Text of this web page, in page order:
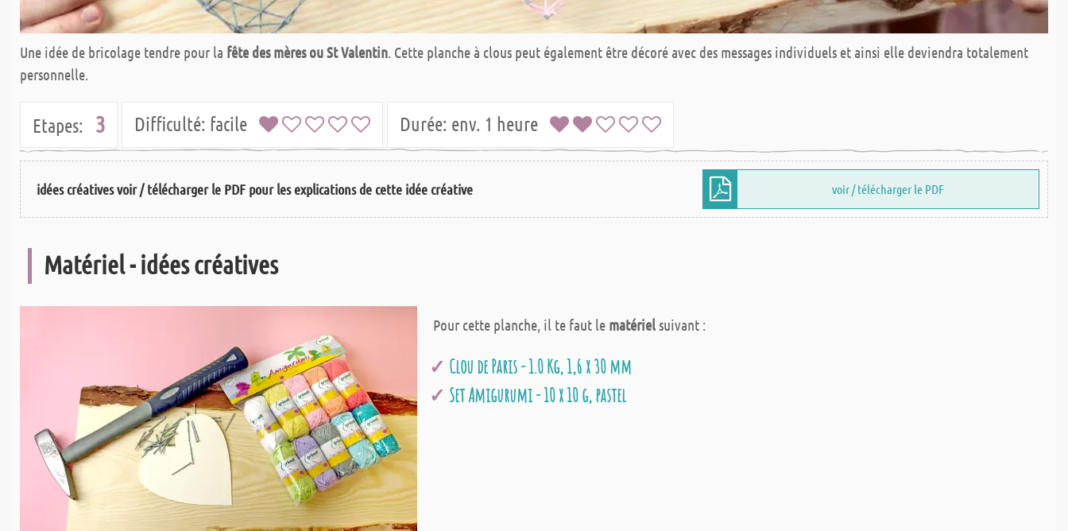
Une idée de bricolage tendre pour la fête des mères ou St Valentin. Cette planche à clous peut également être décoré avec des messages individuels et ainsi elle deviendra totalement
personnelle.
Etapes: 3 Difficulté: facile Durée: env. 1 heure
idées créatives voir / télécharger le PDF pour les explications de cette idée créative voir / télécharger le PDF
Matériel - idées créatives
Pour cette planche, il te faut le matérielsuivant :
Clou de Paris - 1.0 Kg, 1,6 x 30 mm
Set Amigurumi - 10 x 10 g, pastel